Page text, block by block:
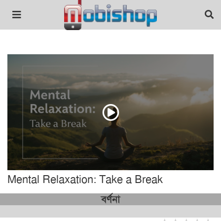
Mental Relaxation: Take a Break
বর্ণনা